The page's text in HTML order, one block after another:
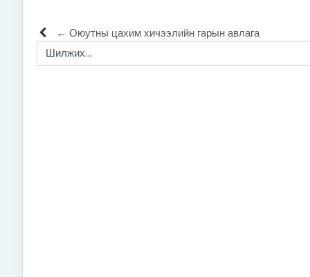
← Оюутны цахим хичээлийн гарын авлага
Шилжих...